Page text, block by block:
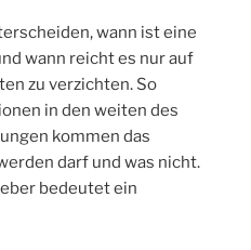
wann ist eine
wann reicht es nur auf
zu verzichten. So
in den weiten des
kommen das
darf und was nicht.
bedeutet ein